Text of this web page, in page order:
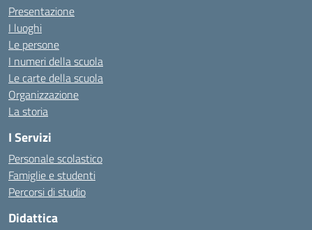
Presentazione
I luoghi
Le persone
I numeri della scuola
Le carte della scuola
Organizzazione
La storia
I Servizi
Personale scolastico
Famiglie e studenti
Percorsi di studio
Didattica